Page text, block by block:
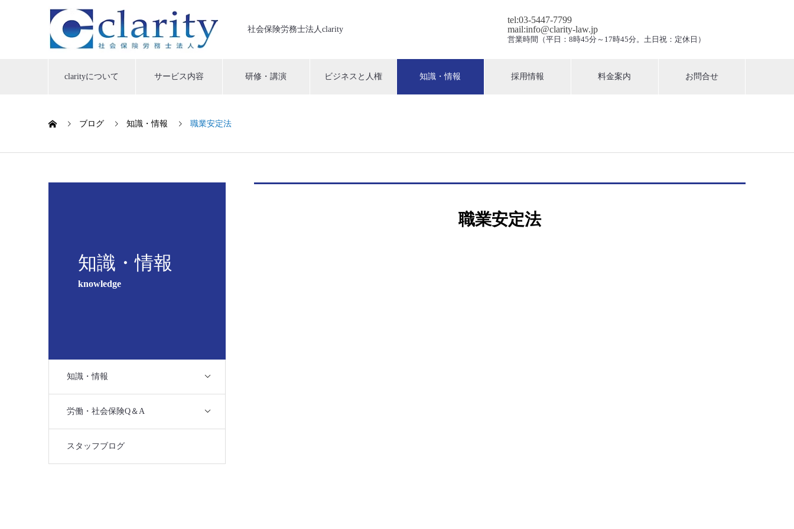
社会保険労務士法人clarity
tel:03-5447-7799
mail:info@clarity-law.jp
営業時間（平日：8時45分～17時45分。土日祝：定休日）
clarityについて サービス内容 研修・講演 ビジネスと人権 知識・情報 採用情報 料金案内 お問合せ
ブログ 知識・情報 職業安定法
知識・情報
knowledge
知識・情報
労働・社会保険Q＆A
スタッフブログ
職業安定法